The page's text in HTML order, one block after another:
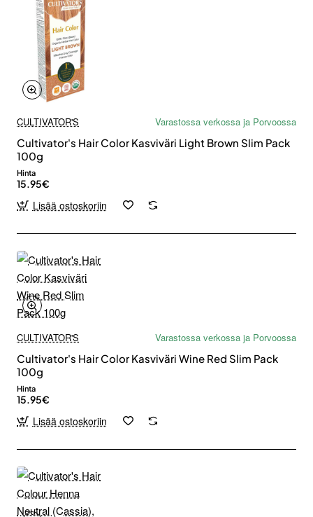
CULTIVATOR'S
Varastossa verkossa ja Porvoossa
Cultivator's Hair Color Kasviväri Light Brown Slim Pack
100g
Hinta
15.95€
Lisää ostoskoriin
CULTIVATOR'S
Varastossa verkossa ja Porvoossa
Cultivator's Hair Color Kasviväri Wine Red Slim Pack
100g
Hinta
15.95€
Lisää ostoskoriin